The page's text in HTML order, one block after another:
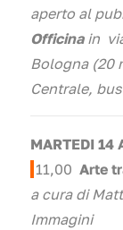
aperto al
Officinain via
Bologna (20
Centrale,
MARTEDI 14
11,00 Arte
a cura di
Immagini